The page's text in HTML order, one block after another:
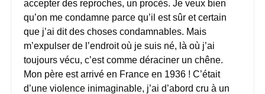
accepter des reproches, un procès. Je veux bien
qu’on me condamne parce qu’il est sûr et certain
que j’ai dit des choses condamnables. Mais
m’expulser de l’endroit où je suis né, là où j’ai
toujours vécu, c’est comme déraciner un chêne.
Mon père est arrivé en France en 1936 ! C’était
d’une violence inimaginable, j’ai d’abord cru à un